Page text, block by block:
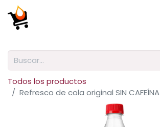
Todos los productos
Refresco de cola original SIN CAFEÍNA